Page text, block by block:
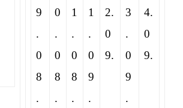
9
.
0
8
.
0
.
0
8
.
1
.
0
8
.
1
.
0
9
.
2.
0
9.
3
.
0
9
.
4.
0
9.